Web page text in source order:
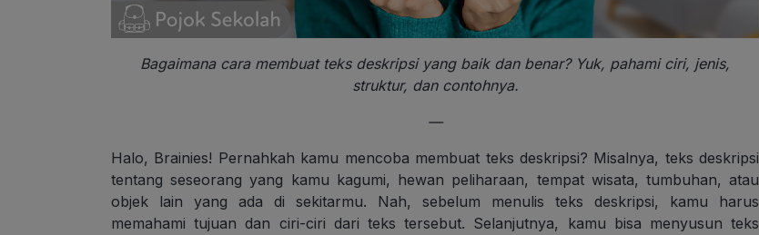
Bagaimana cara membuat teks deskripsi yang baik dan benar? Yuk, pahami ciri, jenis,
struktur, dan contohnya.
—
Halo, Brainies! Pernahkah kamu mencoba membuat teks deskripsi? Misalnya, teks deskripsi
tentang seseorang yang kamu kagumi, hewan peliharaan, tempat wisata, tumbuhan, atau
objek lain yang ada di sekitarmu. Nah, sebelum menulis teks deskripsi, kamu harus
memahami tujuan dan ciri-ciri dari teks tersebut. Selanjutnya, kamu bisa menyusun teks